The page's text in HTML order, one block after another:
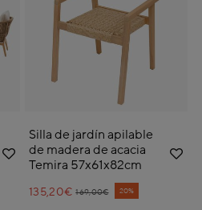
Silla de jardín apilable
de madera de acacia
Temira 57x61x82cm
Price reduced from
169,00€
to 20%
135,20€